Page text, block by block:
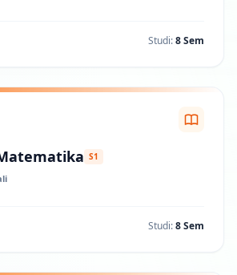
Studi:8 Sem
S1
Studi:8 Sem